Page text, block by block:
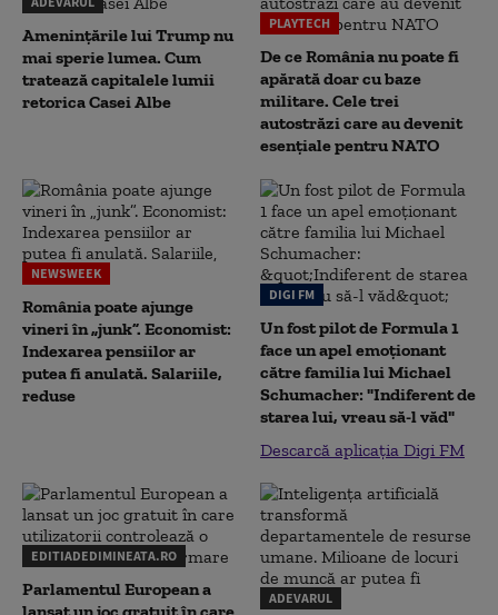
Amenințările lui Trump nu
mai sperie lumea. Cum
tratează capitalele lumii
retorica Casei Albe
PLAYTECH
De ce România nu poate fi
apărată doar cu baze
militare. Cele trei
autostrăzi care au devenit
esențiale pentru NATO
NEWSWEEK
România poate ajunge
vineri în „junk”. Economist:
Indexarea pensiilor ar
putea fi anulată. Salariile,
reduse
DIGI FM
Un fost pilot de Formula 1
face un apel emoționant
către familia lui Michael
Schumacher: "Indiferent de
starea lui, vreau să-l văd"
Descarcă aplicația Digi FM
EDITIADEDIMINEATA.RO
Parlamentul European a
ADEVARUL